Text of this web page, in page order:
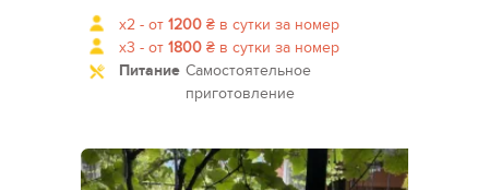
x2 - от 1200 ₴ в сутки за номер
x3 - от 1800 ₴ в сутки за номер
Питание Самостоятельное
приготовление